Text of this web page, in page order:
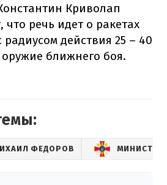
Криволап
что речь идет о ракетах
радиусом действия 25 – 40
ближнего боя.
ФЕДОРОВ